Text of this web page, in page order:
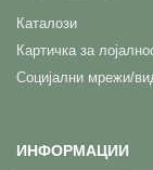
Каталози
Картичка за
Социјални мрежи/
ИНФОРМАЦИИ